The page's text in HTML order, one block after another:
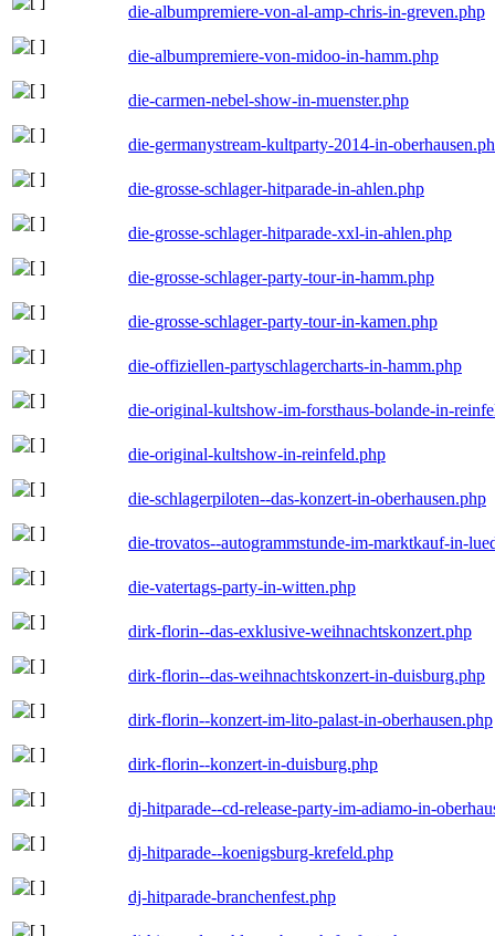
die-albumpremiere-von-al-amp-chris-in-greven.php
die-albumpremiere-von-midoo-in-hamm.php
die-carmen-nebel-show-in-muenster.php
die-germanystream-kultparty-2014-in-
die-grosse-schlager-hitparade-in-ahlen.php
die-grosse-schlager-hitparade-xxl-in-ahlen.php
die-grosse-schlager-party-tour-in-hamm.php
die-grosse-schlager-party-tour-in-kamen.php
die-offiziellen-partyschlagercharts-in-hamm.php
die-original-kultshow-im-forsthaus-bolande-in-
die-original-kultshow-in-reinfeld.php
die-schlagerpiloten--das-konzert-in-oberhausen.php
die-trovatos--autogrammstunde-im-marktkauf-in-
die-vatertags-party-in-witten.php
dirk-florin--das-exklusive-weihnachtskonzert.php
dirk-florin--das-weihnachtskonzert-in-duisburg.php
dirk-florin--konzert-im-lito-palast-in-oberhausen.php
dirk-florin--konzert-in-duisburg.php
dj-hitparade--cd-release-party-im-adiamo-in-
dj-hitparade--koenigsburg-krefeld.php
dj-hitparade-branchenfest.php